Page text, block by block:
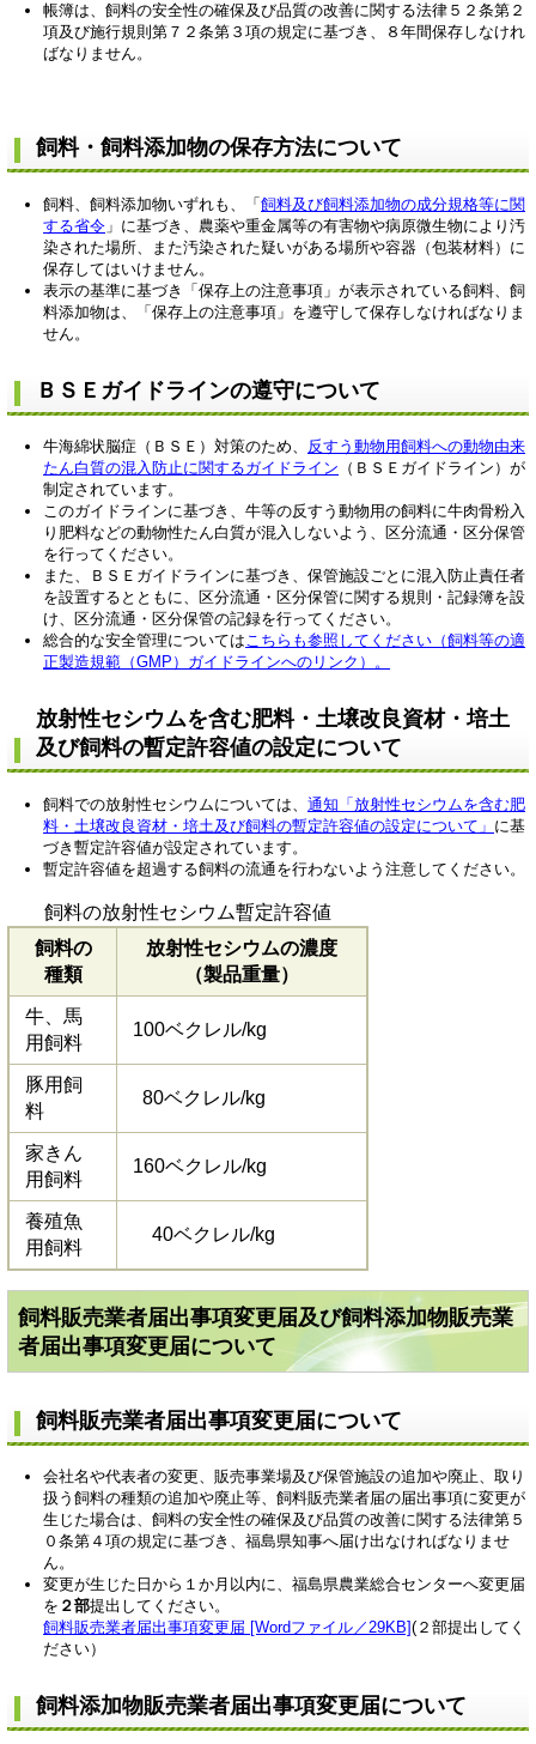
帳簿は、飼料の安全性の確保及び品質の改善に関する法律５２条第２
項及び施行規則第７２条第３項の規定に基づき、８年間保存しなけれ
ばなりません。
飼料・飼料添加物の保存方法について
飼料、飼料添加物いずれも、「 飼料及び飼料添加物の成分規格等に関
する省令 」に基づき、農薬や重金属等の有害物や病原微生物により汚
染された場所、また汚染された疑いがある場所や容器（包装材料）に
保存してはいけません。
表示の基準に基づき「保存上の注意事項」が表示されている飼料、飼
料添加物は、「保存上の注意事項」を遵守して保存しなければなりま
せん。
ＢＳＥガイドラインの遵守について
牛海綿状脳症（ＢＳＥ）対策のため、 反すう動物用飼料への動物由来
たん白質の混入防止に関するガイドライン （ＢＳＥガイドライン）が
制定されています。
このガイドラインに基づき、牛等の反すう動物用の飼料に牛肉骨粉入
り肥料などの動物性たん白質が混入しないよう、区分流通・区分保管
を行ってください。
また、ＢＳＥガイドラインに基づき、保管施設ごとに混入防止責任者
を設置するとともに、区分流通・区分保管に関する規則・記録簿を設
け、区分流通・区分保管の記録を行ってください。
総合的な安全管理についてはこちらも参照してください （飼料等の適
正製造規範（GMP）ガイドラインへのリンク）。
放射性セシウムを含む肥料・土壌改良資材・培土
及び飼料の暫定許容値の設定について
飼料での放射性セシウムについては、 通知「放射性セシウムを含む肥
料・土壌改良資材・培土及び飼料の暫定許容値の設定について」 に基
づき暫定許容値が設定されています。
暫定許容値を超過する飼料の流通を行わないよう注意してください。
飼料の放射性セシウム暫定許容値
飼料の
種類
放射性セシウムの濃度
（製品重量）
牛、馬
用飼料
100ベクレル/kg
豚用飼
料
80ベクレル/kg
家きん
用飼料
160ベクレル/kg
養殖魚
用飼料
40ベクレル/kg
飼料販売業者届出事項変更届及び飼料添加物販売業
者届出事項変更届について
飼料販売業者届出事項変更届について
会社名や代表者の変更、販売事業場及び保管施設の追加や廃止、取り
扱う飼料の種類の追加や廃止等、飼料販売業者届の届出事項に変更が
生じた場合は、飼料の安全性の確保及び品質の改善に関する法律第５
０条第４項の規定に基づき、福島県知事へ届け出なければなりませ
ん。
変更が生じた日から１か月以内に、福島県農業総合センターへ変更届
を ２部提出してください。
飼料販売業者届出事項変更届 [Wordファイル／29KB](２部提出してく
ださい）
飼料添加物販売業者届出事項変更届について